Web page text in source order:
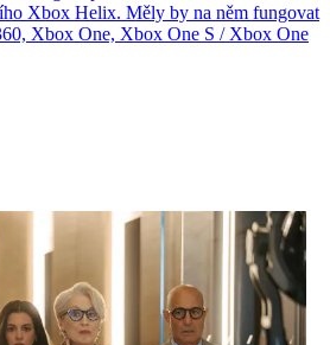
Xbox Helix. Měly by na něm fungovat
Xbox One, Xbox One S / Xbox One